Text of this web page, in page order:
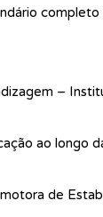
–
ao longo
de